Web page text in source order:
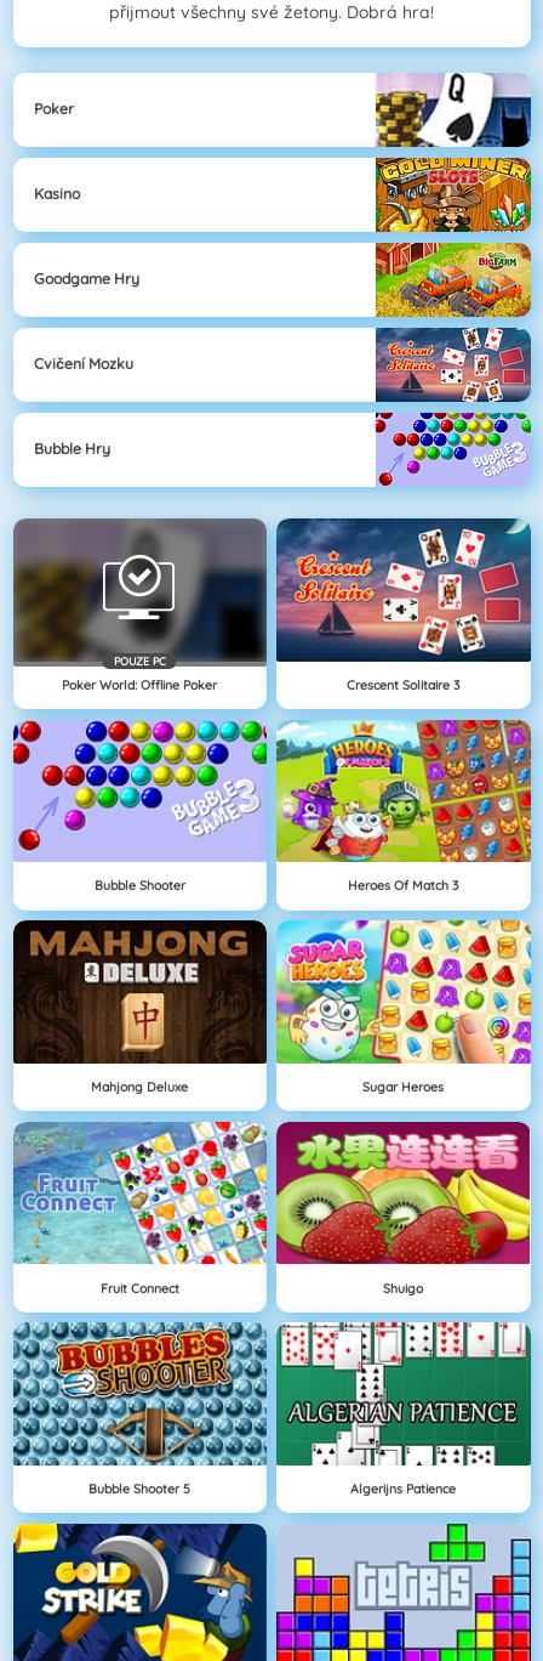
přijmout všechny své žetony. Dobrá hra!
Poker
Kasino
Goodgame Hry
Cvičení Mozku
Bubble Hry
POUZE PC
Poker World: Offline Poker Crescent Solitaire 3
Bubble Shooter Heroes Of Match 3
Mahjong Deluxe Sugar Heroes
Fruit Connect Shuigo
Bubble Shooter 5 Algerijns Patience